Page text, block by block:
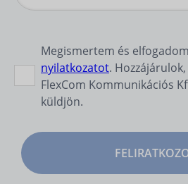
Megismertem és
nyilatkozatot.
FlexCom Kommunikációs
küldjön.